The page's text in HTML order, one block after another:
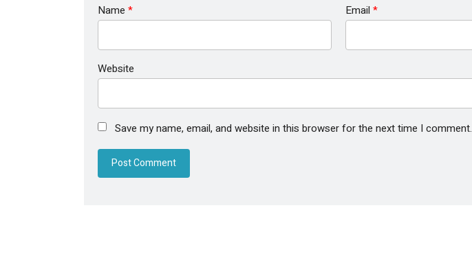
Name * Email *
Website
Save my name, email, and website in this browser for the next time I comment.